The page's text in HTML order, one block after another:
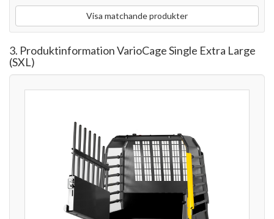
Visa matchande produkter
3. Produktinformation VarioCage Single Extra Large
(SXL)